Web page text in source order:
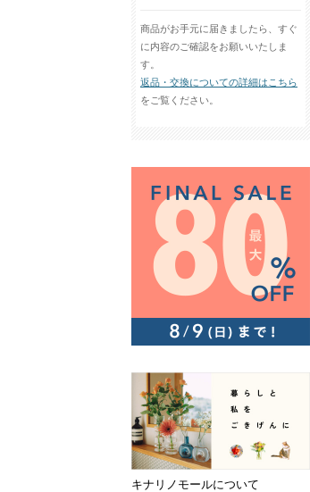
商品がお手元に届きましたら、すぐ
に内容のご確認をお願いいたしま
す。
返品・交換についての詳細はこちら
をご覧ください。
キナリノモールについて